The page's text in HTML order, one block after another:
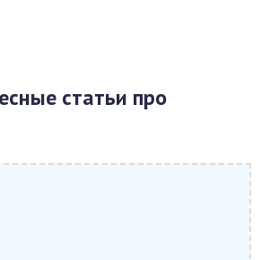
статьи про